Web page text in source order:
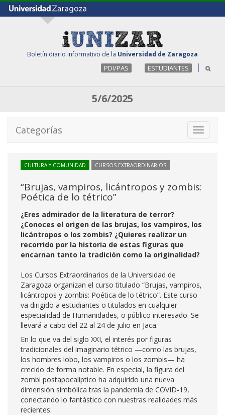
Boletín diario informativo de la Universidad de Zaragoza
PDI/PAS ESTUDIANTES
5/6/2025
Toggle
Categorías
CULTURA Y COMUNIDAD CURSOS EXTRAORDINARIOS
“Brujas, vampiros, licántropos y zombis:
Poética de lo tétrico”
¿Eres admirador de la literatura de terror?
¿Conoces el origen de las brujas, los vampiros, los
licántropos o los zombis? ¿Quieres realizar un
recorrido por la historia de estas figuras que
encarnan tanto la tradición como la originalidad?
Los Cursos Extraordinarios de la Universidad de
Zaragoza organizan el curso titulado “Brujas, vampiros,
licántropos y zombis: Poética de lo tétrico”. Este curso
va dirigido a estudiantes o titulados en cualquier
especialidad de Humanidades, o público interesado. Se
llevará a cabo del 22 al 24 de julio en Jaca.
En lo que va del siglo XXI, el interés por figuras
tradicionales del imaginario tétrico —como las brujas,
los hombres lobo, los vampiros o los zombis— ha
crecido de forma notable. En especial, la figura del
zombi postapocalíptico ha adquirido una nueva
dimensión simbólica tras la pandemia de COVID-19,
conectando lo fantástico con nuestras realidades más
recientes.